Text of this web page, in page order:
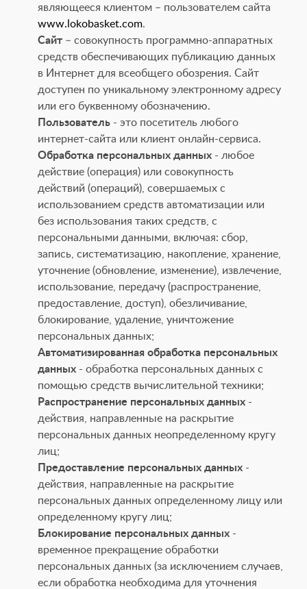
являющееся клиентом – пользователем сайта
www.lokobasket.com.
Сайт – совокупность программно-аппаратных
средств обеспечивающих публикацию данных
в Интернет для всеобщего обозрения. Сайт
доступен по уникальному электронному адресу
или его буквенному обозначению.
Пользователь - это посетитель любого
интернет-сайта или клиент онлайн-сервиса.
Обработка персональных данных - любое
действие (операция) или совокупность
действий (операций), совершаемых с
использованием средств автоматизации или
без использования таких средств, с
персональными данными, включая: сбор,
запись, систематизацию, накопление, хранение,
уточнение (обновление, изменение), извлечение,
использование, передачу (распространение,
предоставление, доступ), обезличивание,
блокирование, удаление, уничтожение
персональных данных;
Автоматизированная обработка персональных
данных - обработка персональных данных с
помощью средств вычислительной техники;
Распространение персональных данных -
действия, направленные на раскрытие
персональных данных неопределенному кругу
лиц;
Предоставление персональных данных -
действия, направленные на раскрытие
персональных данных определенному лицу или
определенному кругу лиц;
Блокирование персональных данных -
временное прекращение обработки
персональных данных (за исключением случаев,
если обработка необходима для уточнения